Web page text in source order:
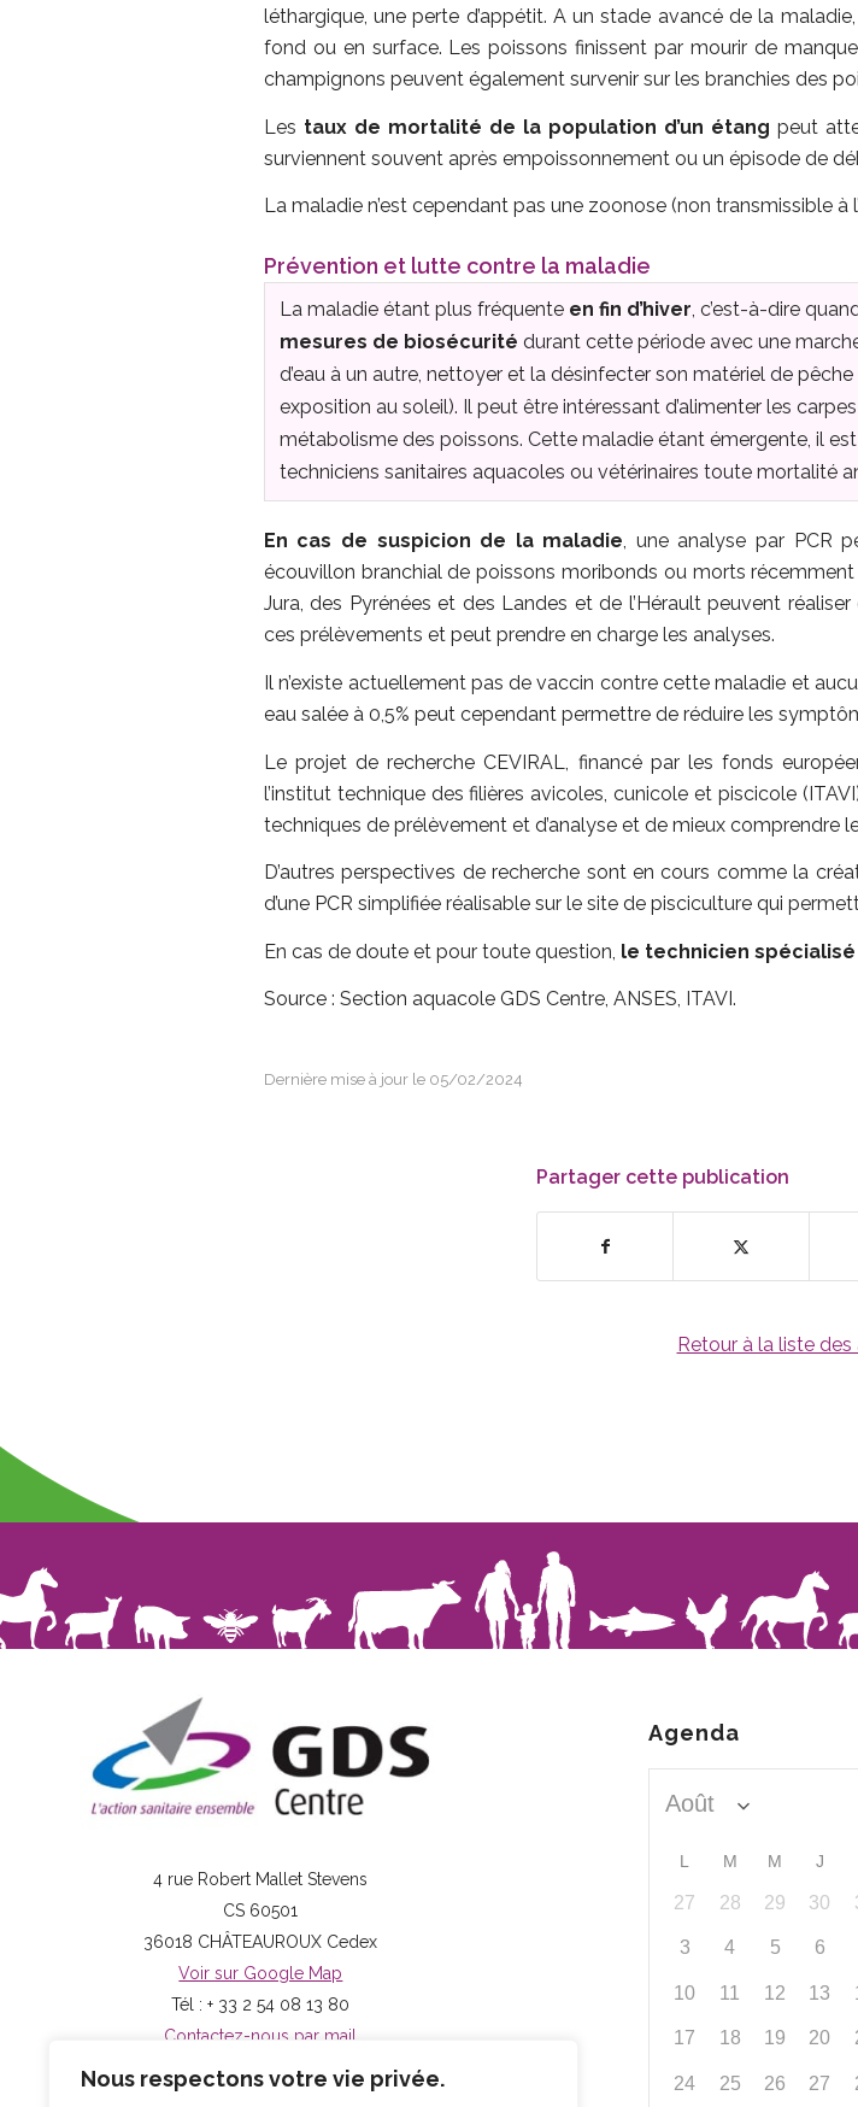
Nous respectons votre vie privée.
léthargique, une perte d’appétit. A un stade avancé de la
fond ou en surface. Les poissons finissent par mourir de
champignons peuvent également survenir sur les branchies des
Les taux de mortalité de la population d’un étang peut
surviennent souvent après empoissonnement ou un épisode de
La maladie n’est cependant pas une zoonose (non transmissible à
Prévention et lutte contre la maladie
La maladie étant plus fréquente en fin d’hiver, c’est-à-dire
mesures de biosécurité durant cette période avec une
d’eau à un autre, nettoyer et la désinfecter son matériel de
exposition au soleil). Il peut être intéressant d’alimenter les
métabolisme des poissons. Cette maladie étant émergente, il
techniciens sanitaires aquacoles ou vétérinaires toute mortalité
En cas de suspicion de la maladie, une analyse par PCR
écouvillon branchial de poissons moribonds ou morts
Jura, des Pyrénées et des Landes et de l’Hérault peuvent
ces prélèvements et peut prendre en charge les analyses.
Il n’existe actuellement pas de vaccin contre cette maladie et
eau salée à 0,5% peut cependant permettre de réduire les
Le projet de recherche CEVIRAL, financé par les fonds
l’institut technique des filières avicoles, cunicole et piscicole
techniques de prélèvement et d’analyse et de mieux comprendre
D’autres perspectives de recherche sont en cours comme la
d’une PCR simplifiée réalisable sur le site de pisciculture qui
En cas de doute et pour toute question, le technicien spécialisé
Source : Section aquacole GDS Centre, ANSES, ITAVI.
Dernière mise à jour le 05/02/2024
Partager cette publication
Retour à la liste
4 rue Robert Mallet Stevens
CS 60501
36018 CHÂTEAUROUX Cedex
Voir sur Google Map
Tél : + 33 2 54 08 13 80
Contactez-nous par mail
Agenda
L M M J
27 28 29 30
3 4 5 6
10 11 12 13
17 18 19 20
24 25 26 27